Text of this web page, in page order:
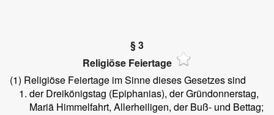
§ 3
Religiöse Feiertage
(1) Religiöse Feiertage im Sinne dieses Gesetzes sind
der Dreikönigstag (Epiphanias), der Gründonnerstag,
Mariä Himmelfahrt, Allerheiligen, der Buß- und Bettag;